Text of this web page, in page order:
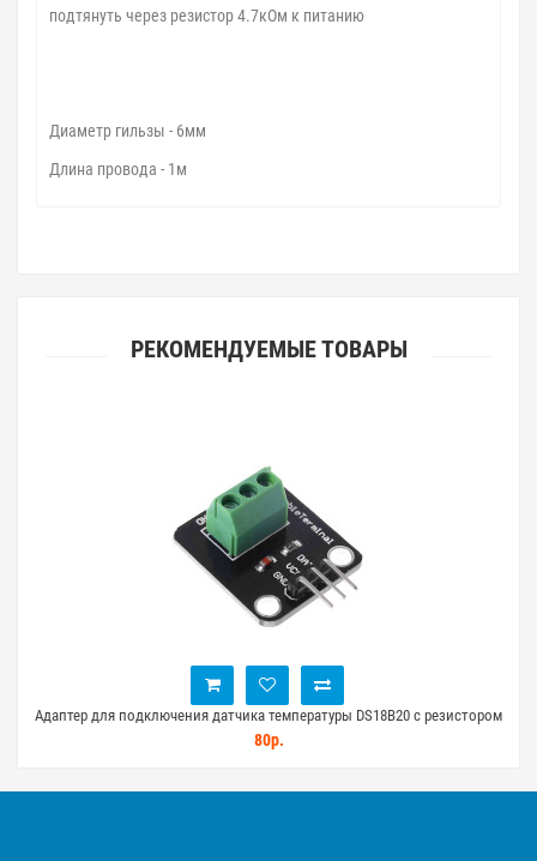
подтянуть через резистор 4.7кОм к питанию
Диаметр гильзы - 6мм
Длина провода - 1м
РЕКОМЕНДУЕМЫЕ ТОВАРЫ
Адаптер для подключения датчика температуры DS18B20 с резистором
80р.